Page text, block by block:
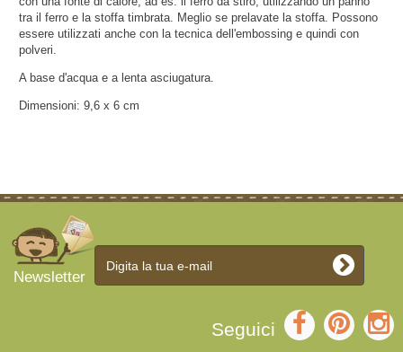
tra il ferro e la stoffa timbrata. Meglio se prelavate la stoffa. Possono
essere utilizzati anche con la tecnica dell'embossing e quindi con
polveri.
A base d'acqua e a lenta asciugatura.
Dimensioni: 9,6 x 6 cm
Newsletter
Seguici